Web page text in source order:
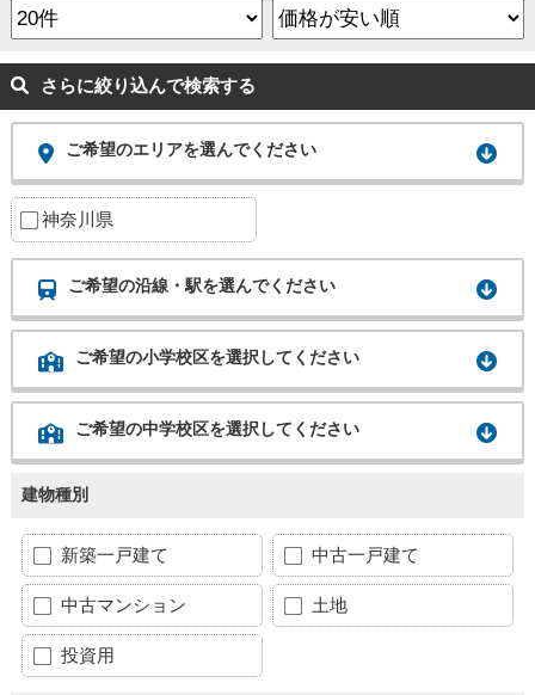
さらに絞り込んで検索する
ご希望のエリアを選んでください
神奈川県
ご希望の沿線・駅を選んでください
ご希望の小学校区を選択してください
ご希望の中学校区を選択してください
建物種別
新築一戸建て 中古一戸建て
中古マンション 土地
投資用